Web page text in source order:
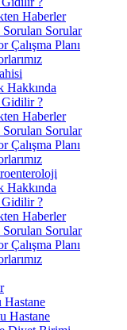
Haberler
Sorulan Sorular
Çalışma Planı
Hakkında
Gidilir ?
Haberler
Sorulan Sorular
Çalışma Planı
Hakkında
Gidilir ?
Haberler
Sorulan Sorular
Çalışma Planı
Hastane
Hastane